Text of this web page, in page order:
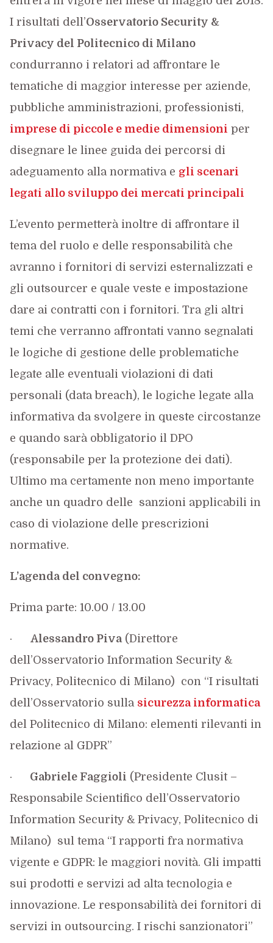
I risultati dell’Osservatorio Security &
Privacy del Politecnico di Milano
condurranno i relatori ad affrontare le
tematiche di maggior interesse per aziende,
pubbliche amministrazioni, professionisti,
imprese di piccole e medie dimensioni per
disegnare le linee guida dei percorsi di
adeguamento alla normativa e gli scenari
legati allo sviluppo dei mercati principali
L’evento permetterà inoltre di affrontare il
tema del ruolo e delle responsabilità che
avranno i fornitori di servizi esternalizzati e
gli outsourcer e quale veste e impostazione
dare ai contratti con i fornitori. Tra gli altri
temi che verranno affrontati vanno segnalati
le logiche di gestione delle problematiche
legate alle eventuali violazioni di dati
personali (data breach), le logiche legate alla
informativa da svolgere in queste circostanze
e quando sarà obbligatorio il DPO
(responsabile per la protezione dei dati).
Ultimo ma certamente non meno importante
anche un quadro delle sanzioni applicabili in
caso di violazione delle prescrizioni
normative.
L’agenda del convegno:
Prima parte: 10.00 / 13.00
· Alessandro Piva(Direttore
dell’Osservatorio Information Security &
Privacy, Politecnico di Milano) con “I risultati
dell’Osservatorio sulla sicurezza informatica
del Politecnico di Milano: elementi rilevanti in
relazione al GDPR”
· Gabriele Faggioli (Presidente Clusit –
Responsabile Scientifico dell’Osservatorio
Information Security & Privacy, Politecnico di
Milano) sul tema “I rapporti fra normativa
vigente e GDPR: le maggiori novità. Gli impatti
sui prodotti e servizi ad alta tecnologia e
innovazione. Le responsabilità dei fornitori di
servizi in outsourcing. I rischi sanzionatori”